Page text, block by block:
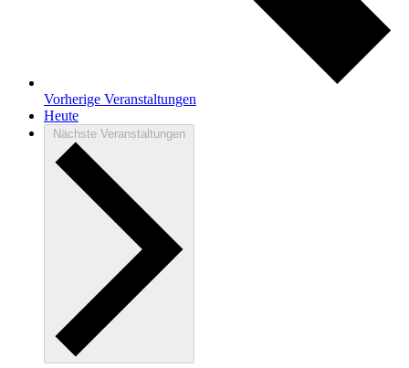
Vorherige Veranstaltungen
Heute
Nächste Veranstaltungen